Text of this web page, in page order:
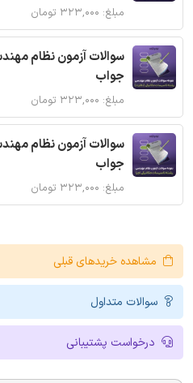
مبلغ: ۳۲۳,۰۰۰ تومان
سوالات آزمون نظام
جواب
مبلغ: ۳۲۳,۰۰۰ تومان
سوالات آزمون نظام
جواب
مبلغ: ۳۲۳,۰۰۰ تومان
مشاهده خریدهای قبلی
سوالات متداول
درخواست پشتیبانی